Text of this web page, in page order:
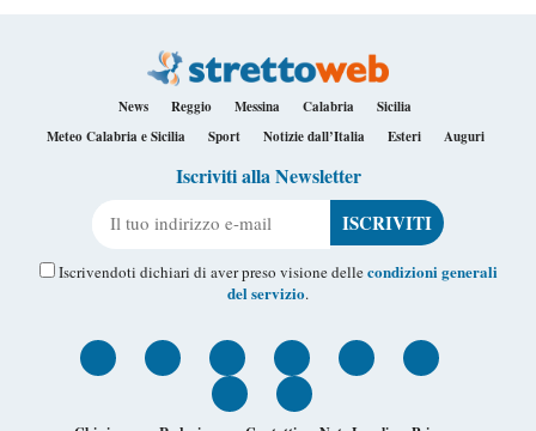
News Reggio Messina Calabria
Sicilia
Meteo Calabria e Sicilia
Sport Notizie dall’Italia Esteri Auguri
Iscriviti alla Newsletter
Iscrivendoti dichiari di aver preso visione dellecondizioni generali
del servizio.